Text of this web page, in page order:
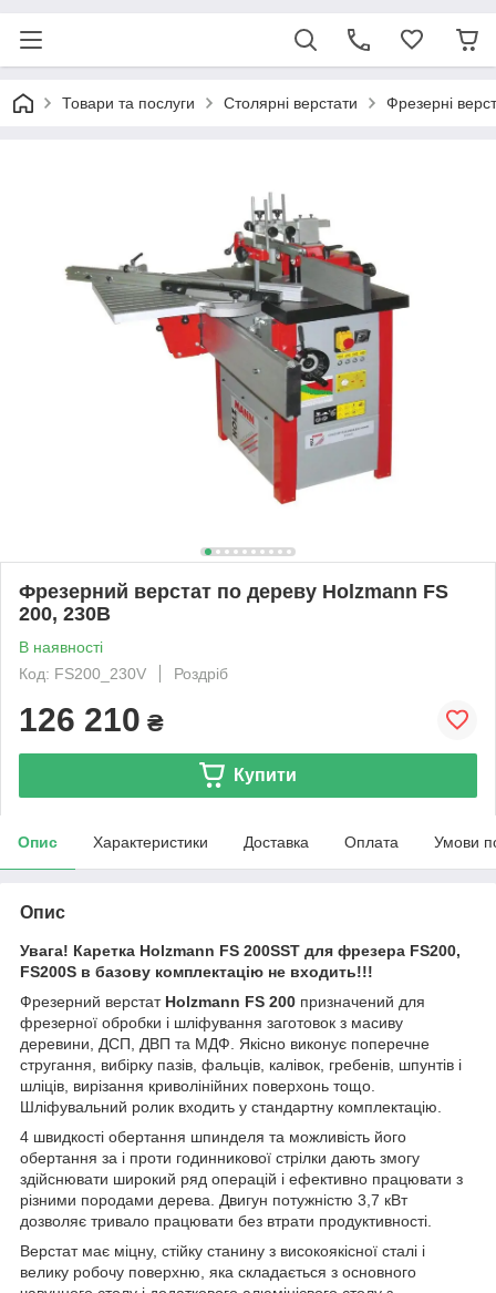
Товари та послуги Столярні верстати Фрезерні
Фрезерний верстат по дереву Holzmann FS
200, 230В
В наявності
Код: FS200_230V
Роздріб
126 210 ₴
Купити
Опис Характеристики Доставка Оплата Умови
Опис
Увага! Каретка Holzmann FS 200SST для фрезера FS200,
FS200S в базову комплектацію не входить!!!
Фрезерний верстат Holzmann FS 200 призначений для
фрезерної обробки і шліфування заготовок з масиву
деревини, ДСП, ДВП та МДФ. Якісно виконує поперечне
стругання, вибірку пазів, фальців, калівок, гребенів, шпунтів і
шліців, вирізання криволінійних поверхонь тощо.
Шліфувальний ролик входить у стандартну комплектацію.
4 швидкості обертання шпинделя та можливість його
обертання за і проти годинникової стрілки дають змогу
здійснювати широкий ряд операцій і ефективно працювати з
різними породами дерева. Двигун потужністю 3,7 кВт
дозволяє тривало працювати без втрати продуктивності.
Верстат має міцну, стійку станину з високоякісної сталі і
велику робочу поверхню, яка складається з основного